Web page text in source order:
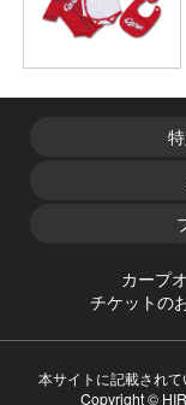
カープ
チケットの
本サイトに記載されて
Copyright ©